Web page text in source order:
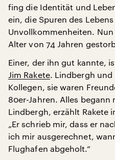
fing die Identität und
ein, die Spuren des
Unvollkommenheiten.
Alter von 74 Jahren
Einer, der ihn gut kannte,
Jim Rakete. Lindbergh und
Kollegen, sie waren
80er-Jahren. Alles begann
Lindbergh, erzählt Rakete
„Er schrieb mir, dass er
ich mir ausgerechnet,
Flughafen abgeholt.“